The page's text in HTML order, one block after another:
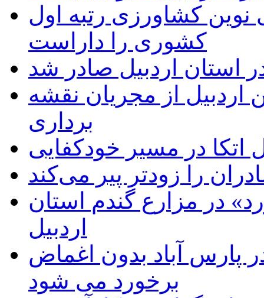
نوین کشاورزی رتبه اول
کشوری را داراست
استان اردبیل صادر شد
از مجریان نقشه
برداری
در مسیر خودکفایی
را زودتر پیر می‌کند
در مزارع گندم استان
اردبیل
پارس آباد بدون اغماض
برخورد می شود